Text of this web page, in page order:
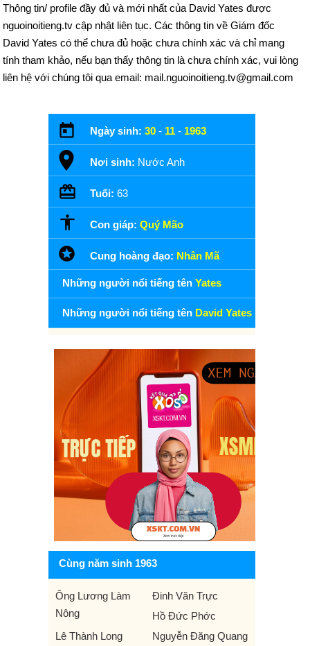
Thông tin/ profile đầy đủ và mới nhất của David Yates được
nguoinoitieng.tv cập nhật liên tục. Các thông tin về Giám đốc
David Yates có thể chưa đủ hoặc chưa chính xác và chỉ mang
tính tham khảo, nếu bạn thấy thông tin là chưa chính xác, vui lòng
liên hệ với chúng tôi qua email: mail.nguoinoitieng.tv@gmail.com
Ngày sinh: 30 - 11 - 1963
Nơi sinh: Nước Anh
Tuổi: 63
Con giáp: Quý Mão
Cung hoàng đạo: Nhân Mã
Những người nổi tiếng tên Yates
Những người nổi tiếng tên David Yates
Cùng năm sinh 1963
Ông Lương Làm
Nông
Đinh Văn Trực
Hồ Đức Phớc
Lê Thành Long
Nguyễn Đăng Quang